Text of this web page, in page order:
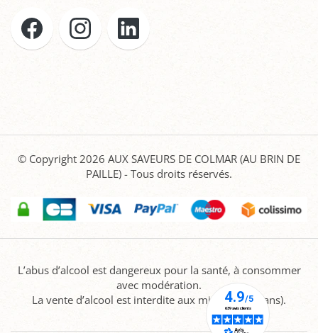
© Copyright 2026 AUX SAVEURS DE COLMAR (AU BRIN DE
PAILLE) - Tous droits réservés.
L’abus d’alcool est dangereux pour la santé, à consommer
avec modération.
La vente d’alcool est interdite aux mineurs (-18 ans).